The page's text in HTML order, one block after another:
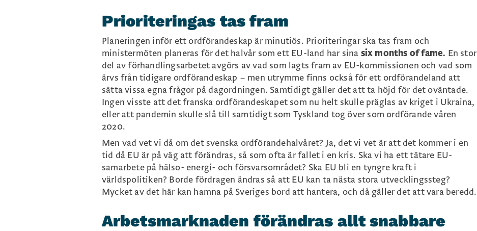
Prioriteringas tas fram
Planeringen inför ett ordförandeskap är minutiös. Prioriteringar ska tas fram och
ministermöten planeras för det halvår som ett EU-land har sina six months of fame. En stor
del av förhandlingsarbetet avgörs av vad som lagts fram av EU-kommissionen och vad som
ärvs från tidigare ordförandeskap – men utrymme finns också för ett ordförandeland att
sätta vissa egna frågor på dagordningen. Samtidigt gäller det att ta höjd för det oväntade.
Ingen visste att det franska ordförandeskapet som nu helt skulle präglas av kriget i Ukraina,
eller att pandemin skulle slå till samtidigt som Tyskland tog över som ordförande våren
2020.
Men vad vet vi då om det svenska ordförandehalvåret? Ja, det vi vet är att det kommer i en
tid då EU är på väg att förändras, så som ofta är fallet i en kris. Ska vi ha ett tätare EU-
samarbete på hälso- energi- och försvarsområdet? Ska EU bli en tyngre kraft i
världspolitiken? Borde fördragen ändras så att EU kan ta nästa stora utvecklingssteg?
Mycket av det här kan hamna på Sveriges bord att hantera, och då gäller det att vara beredd.
Arbetsmarknaden förändras allt snabbare